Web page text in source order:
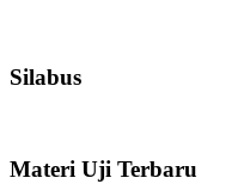
Silabus
Materi Uji Terbaru